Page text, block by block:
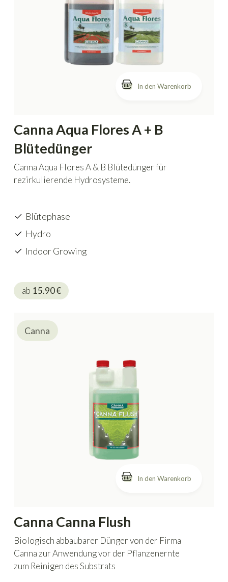
In den Warenkorb
Canna Aqua Flores A + B
Blütedünger
Canna Aqua Flores A & B Blütedünger für
rezirkulierende Hydrosysteme.
Blütephase
Hydro
Indoor Growing
ab 15.90€
In den Warenkorb
Canna Canna Flush
Biologisch abbaubarer Dünger von der Firma
Canna zur Anwendung vor der Pflanzenernte
zum Reinigen des Substrats
Canna